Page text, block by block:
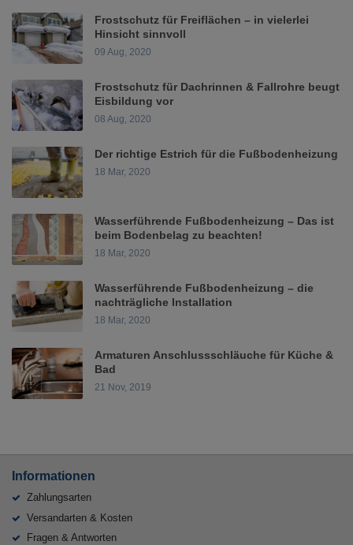
Frostschutz für Freiflächen – in vielerlei
Hinsicht sinnvoll
09 Aug, 2020
Frostschutz für Dachrinnen & Fallrohre beugt
Eisbildung vor
08 Aug, 2020
Der richtige Estrich für die Fußbodenheizung
18 Mar, 2020
Wasserführende Fußbodenheizung – Das ist
beim Bodenbelag zu beachten!
18 Mar, 2020
Wasserführende Fußbodenheizung – die
nachträgliche Installation
18 Mar, 2020
Armaturen Anschlussschläuche für Küche &
Bad
21 Nov, 2019
Informationen
Zahlungsarten
Versandarten & Kosten
Fragen & Antworten